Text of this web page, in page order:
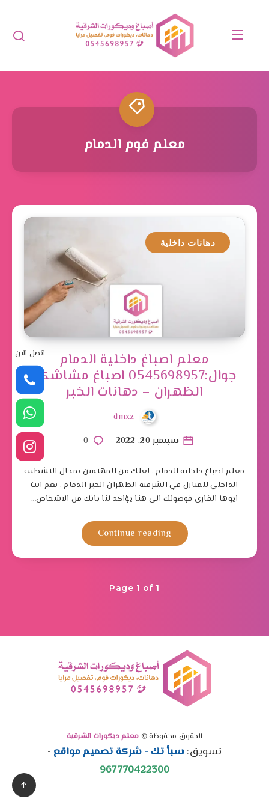
معلم فوم الدمام
دهانات داخلية
معلم اصباغ داخلية الدمام
جوال:0545698957 اصباغ مشاشكو
الظهران – دهانات الخبر
dmxz
سبتمبر 20, 2022
0
معلم اصباغ داخلية الدمام , لعلك من المهتمين بمجال التشطيب
الداخلي للمنازل في الشرقية الظهران الخبر الدمام , نعم انت
ايوها القارى فوصولك الى هنا يؤاكد لنا بانك من الاشخاص…
Continue reading
Page 1 of 1
الحقوق محفوظة © معلم ديكورات الشرقية
تسويق:سبأ تك - شركة تصميم مواقع -
967770422300
اتصل الان